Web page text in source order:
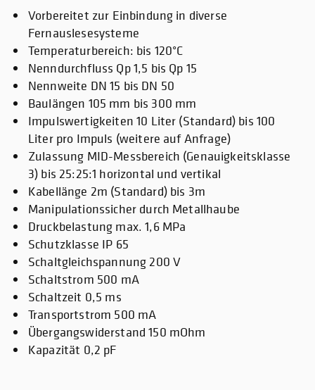
Vorbereitet zur Einbindung in diverse
Fernauslesesysteme
Temperaturbereich: bis 120°C
Nenndurchfluss Qp 1,5 bis Qp 15
Nennweite DN 15 bis DN 50
Baulängen 105 mm bis 300 mm
Impulswertigkeiten 10 Liter (Standard) bis 100
Liter pro Impuls (weitere auf Anfrage)
Zulassung MID-Messbereich (Genauigkeitsklasse
3) bis 25:25:1 horizontal und vertikal
Kabellänge 2m (Standard) bis 3m
Manipulationssicher durch Metallhaube
Druckbelastung max. 1,6 MPa
Schutzklasse IP 65
Schaltgleichspannung 200 V
Schaltstrom 500 mA
Schaltzeit 0,5 ms
Transportstrom 500 mA
Übergangswiderstand 150 mOhm
Kapazität 0,2 pF